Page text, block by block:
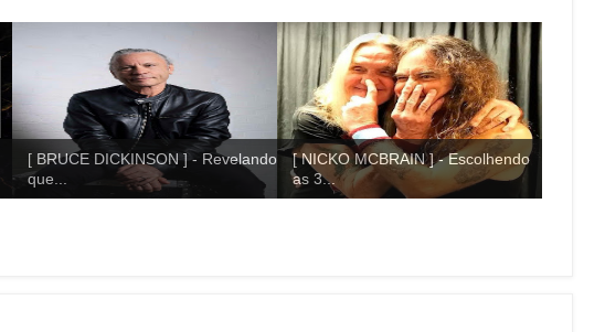
[ BRUCE DICKINSON ] - Revelando
que...
[ NICKO MCBRAIN ] - Escolhendo
as 3...